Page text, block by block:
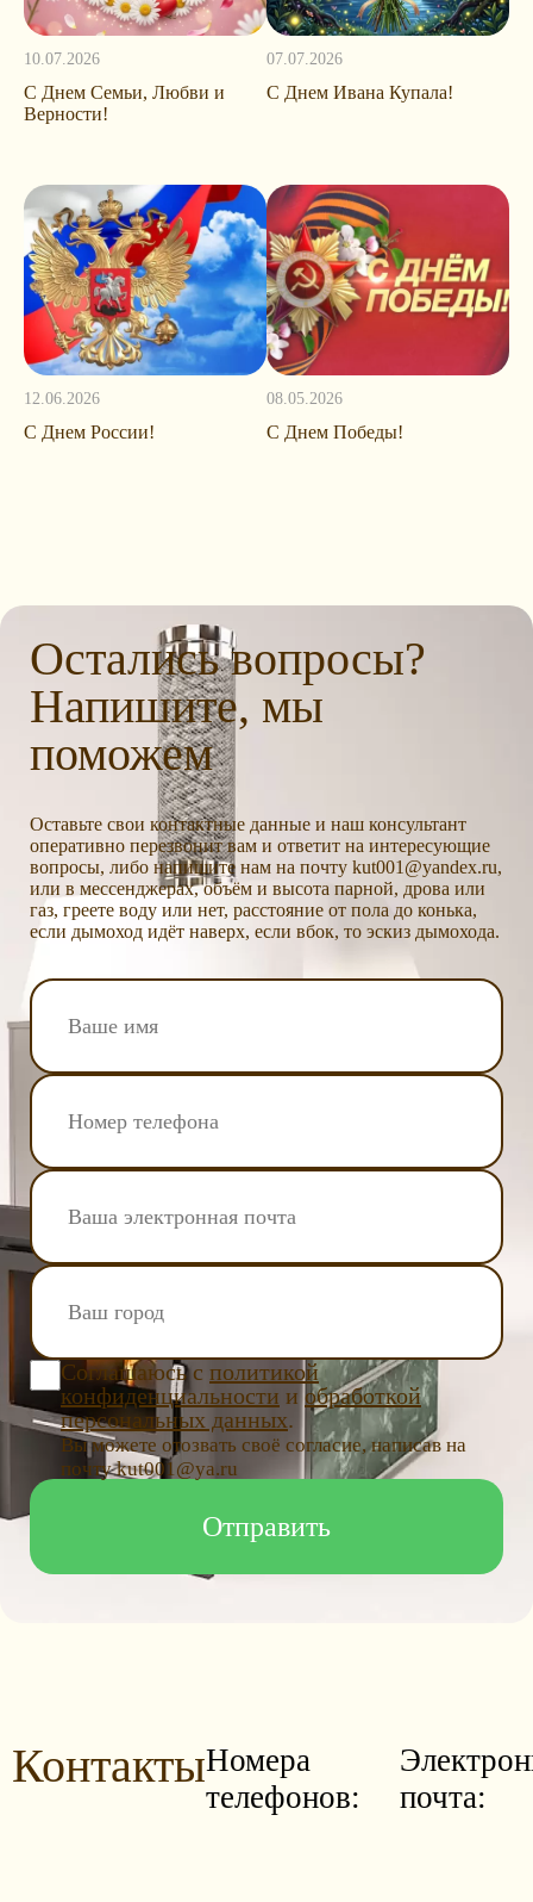
10.07.2026
С Днем Семьи, Любви и
Верности!
07.07.2026
С Днем Ивана Купала!
12.06.2026
С Днем России!
08.05.2026
С Днем Победы!
Остались вопросы?
Напишите, мы
поможем
Оставьте свои контактные данные и наш консультант
оперативно перезвонит вам и ответит на интересующие
вопросы, либо напишите нам на почту kut001@yandex.ru,
или в мессенджерах, объём и высота парной, дрова или
газ, греете воду или нет, расстояние от пола до конька,
если дымоход идёт наверх, если вбок, то эскиз дымохода.
Соглашаюсь с политикой
конфиденциальности и обработкой
персональных данных.
Вы можете отозвать своё согласие, написав на
почту kut001@ya.ru
КонтактыНомера
телефонов:
почта: